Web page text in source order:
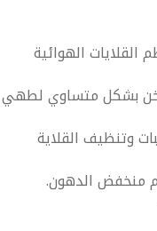
معظم القلايات الهوائية
بشكل متساوي لطهي
وتنظيف القلاية
الدهون.